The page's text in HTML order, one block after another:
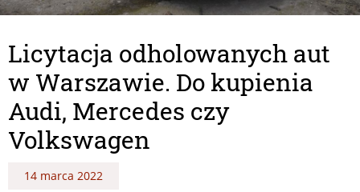
Licytacja odholowanych aut
w Warszawie. Do kupienia
Audi, Mercedes czy
Volkswagen
14 marca 2022